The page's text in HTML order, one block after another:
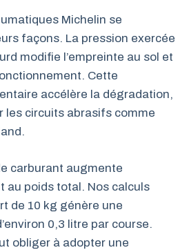
Michelin se
façons. La pression exercée
modifie l’empreinte au sol et
Cette
accélère la dégradation,
les circuits abrasifs comme
carburant augmente
au poids total. Nos calculs
de 10 kg génère une
0,3 litre par course.
obliger à adopter une